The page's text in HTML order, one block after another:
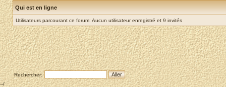
Qui est en ligne
Utilisateurs parcourant ce forum: Aucun utilisateur enregistré et 9 invités
Rechercher:
--/